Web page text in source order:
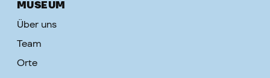
MUSEUM
Über uns
Team
Orte